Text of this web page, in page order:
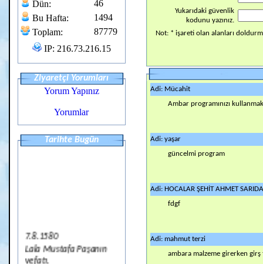
Dün:
46
Bu Hafta:
1494
Toplam:
87779
IP: 216.73.216.15
Ziyaretçi Yorumları
Yorum Yapınız
Yorumlar
Tarihte Bugün
7.8.1580
Lala Mustafa Paşanın
vefatı.
Yukarıdaki güvenlik
kodunu yazınız.
Not: * işareti olan alanları
Adi: Mücahit
Ambar programınızı
Adi: yaşar
güncelmi program
Adi: HOCALAR ŞEHİT AHMET
fdgf
Adi: mahmut terzi
ambara malzeme girerken